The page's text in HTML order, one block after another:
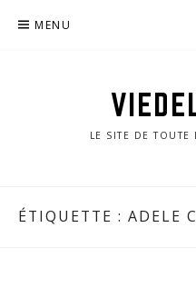
MENU
LE SITE DE TOUTE
ÉTIQUETTE : ADELE